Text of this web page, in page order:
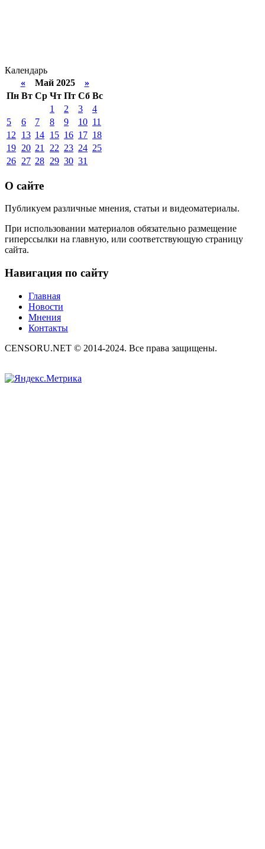
Календарь
«Май 2025 »
Пн Вт Ср Чт Пт Сб Вс
1
2 3
4
5
6 7 8 9 10 11
12
13 14 15 16 17 18
19 20 21 22 23 24 25
26 27 28 29 30 31
О сайте
Публикуем различные мнения, статьи и видеоматериалы.
При использовании материалов обязательно размещение
гиперссылки на главную, или соответствующую страницу
сайта.
Навигация по сайту
Главная
Новости
Мнения
Контакты
CENSORU.NET © 2014-2024. Все права защищены.